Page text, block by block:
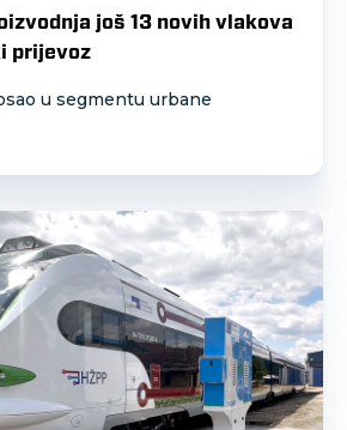
još 13 novih vlakova
prijevoz
u segmentu urbane